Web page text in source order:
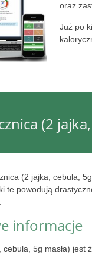
oraz
Już po
(2
(2 jajka, cebula,
te powodują
informacje
5g masła) jest